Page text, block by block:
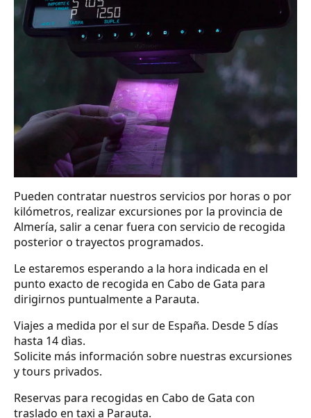
Pueden contratar nuestros servicios por horas o por
kilómetros, realizar excursiones por la provincia de
Almería, salir a cenar fuera con servicio de recogida
posterior o trayectos programados.
Le estaremos esperando a la hora indicada en el
punto exacto de recogida en Cabo de Gata para
dirigirnos puntualmente a Parauta.
Viajes a medida por el sur de España. Desde 5 días
hasta 14 dìas.
Solicite más información sobre nuestras excursiones
y tours privados.
Reservas para recogidas en Cabo de Gata con
traslado en taxi a Parauta.